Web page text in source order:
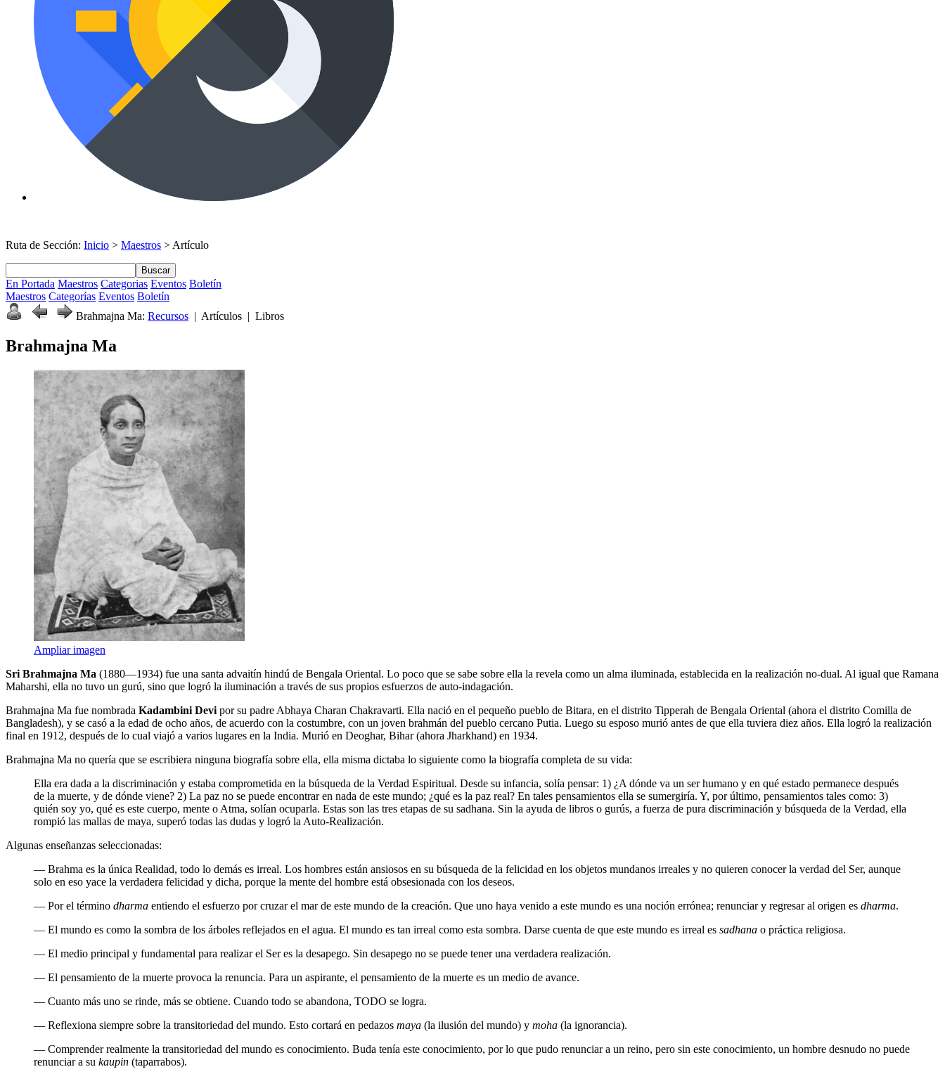
Ruta de Sección: Inicio > Maestros > Artículo
Buscar
En Portada Maestros Categorias Eventos Boletín
Maestros Categorías Eventos Boletín
Brahmajna Ma: Recursos | Artículos | Libros
Brahmajna Ma
Ampliar imagen
Sri Brahmajna Ma (1880—1934) fue una santa advaitín hindú de Bengala Oriental. Lo poco que se sabe sobre ella la revela como un alma iluminada, establecida en la realización no-dual. Al igual que Ramana
Maharshi, ella no tuvo un gurú, sino que logró la iluminación a través de sus propios esfuerzos de auto-indagación.
Brahmajna Ma fue nombrada Kadambini Devi por su padre Abhaya Charan Chakravarti. Ella nació en el pequeño pueblo de Bitara, en el distrito Tipperah de Bengala Oriental (ahora el distrito Comilla de
Bangladesh), y se casó a la edad de ocho años, de acuerdo con la costumbre, con un joven brahmán del pueblo cercano Putia. Luego su esposo murió antes de que ella tuviera diez años. Ella logró la realización
final en 1912, después de lo cual viajó a varios lugares en la India. Murió en Deoghar, Bihar (ahora Jharkhand) en 1934.
Brahmajna Ma no quería que se escribiera ninguna biografía sobre ella, ella misma dictaba lo siguiente como la biografía completa de su vida:
Ella era dada a la discriminación y estaba comprometida en la búsqueda de la Verdad Espiritual. Desde su infancia, solía pensar: 1) ¿A dónde va un ser humano y en qué estado permanece después
de la muerte, y de dónde viene? 2) La paz no se puede encontrar en nada de este mundo; ¿qué es la paz real? En tales pensamientos ella se sumergiría. Y, por último, pensamientos tales como: 3)
quién soy yo, qué es este cuerpo, mente o Atma, solían ocuparla. Estas son las tres etapas de su sadhana. Sin la ayuda de libros o gurús, a fuerza de pura discriminación y búsqueda de la Verdad, ella
rompió las mallas de maya, superó todas las dudas y logró la Auto-Realización.
Algunas enseñanzas seleccionadas:
― Brahma es la única Realidad, todo lo demás es irreal. Los hombres están ansiosos en su búsqueda de la felicidad en los objetos mundanos irreales y no quieren conocer la verdad del Ser, aunque
solo en eso yace la verdadera felicidad y dicha, porque la mente del hombre está obsesionada con los deseos.
― Por el término dharma entiendo el esfuerzo por cruzar el mar de este mundo de la creación. Que uno haya venido a este mundo es una noción errónea; renunciar y regresar al origen es dharma.
― El mundo es como la sombra de los árboles reflejados en el agua. El mundo es tan irreal como esta sombra. Darse cuenta de que este mundo es irreal es sadhana o práctica religiosa.
― El medio principal y fundamental para realizar el Ser es la desapego. Sin desapego no se puede tener una verdadera realización.
― El pensamiento de la muerte provoca la renuncia. Para un aspirante, el pensamiento de la muerte es un medio de avance.
― Cuanto más uno se rinde, más se obtiene. Cuando todo se abandona, TODO se logra.
― Reflexiona siempre sobre la transitoriedad del mundo. Esto cortará en pedazos maya (la ilusión del mundo) y moha (la ignorancia).
― Comprender realmente la transitoriedad del mundo es conocimiento. Buda tenía este conocimiento, por lo que pudo renunciar a un reino, pero sin este conocimiento, un hombre desnudo no puede
renunciar a su kaupin (taparrabos).